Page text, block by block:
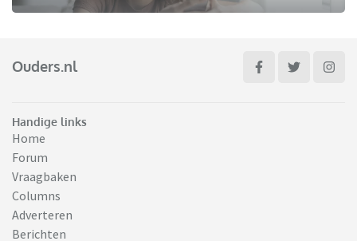
Ouders.nl
Handige links
Home
Forum
Vraagbaken
Columns
Adverteren
Berichten